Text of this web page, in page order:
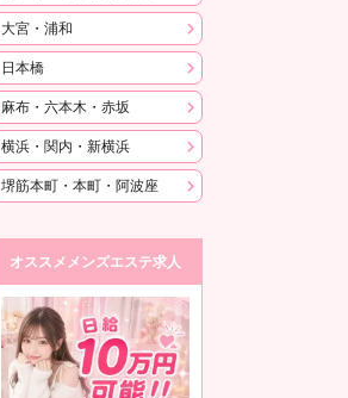
大宮・浦和
日本橋
麻布・六本木・赤坂
横浜・関内・新横浜
堺筋本町・本町・阿波座
オススメメンズエステ求人